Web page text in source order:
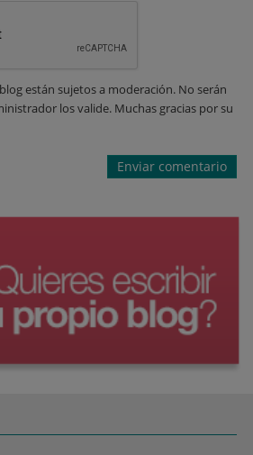
están sujetos a moderación. No serán
los valide. Muchas gracias por su